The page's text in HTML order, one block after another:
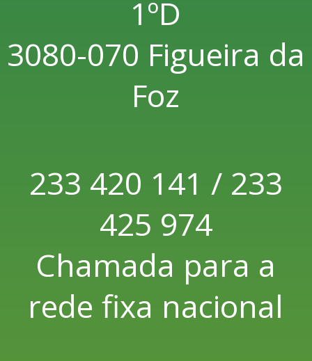
1ºD
3080-070 Figueira da
Foz
233 420 141 / 233
425 974
Chamada para a
rede fixa nacional